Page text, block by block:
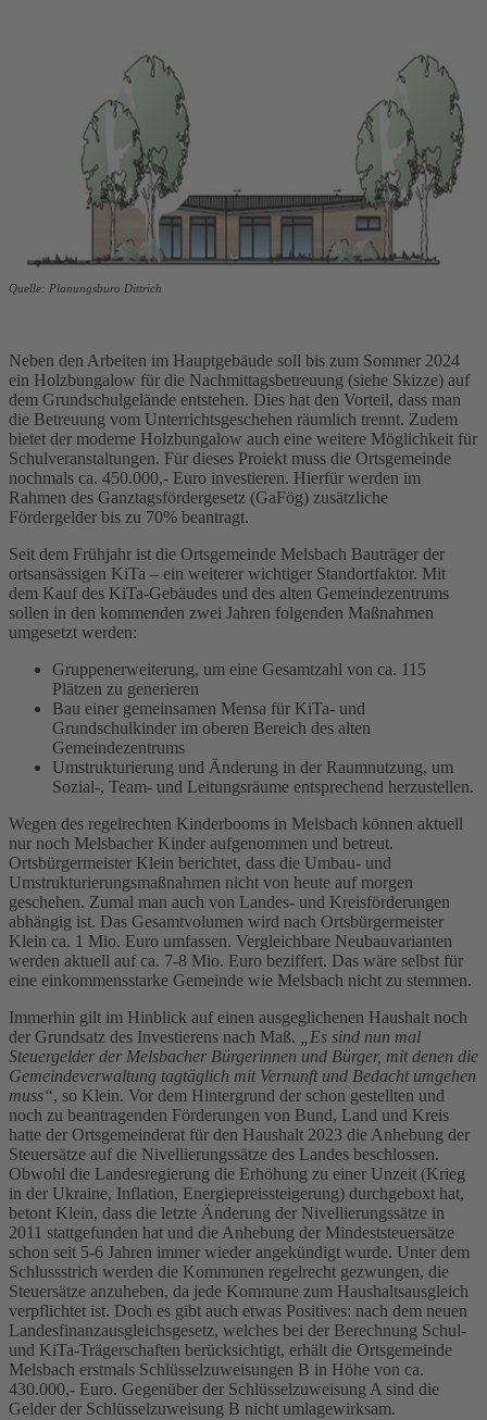
Quelle: Planungsbüro Dittrich
Neben den Arbeiten im Hauptgebäude soll bis zum Sommer 2024
ein Holzbungalow für die Nachmittagsbetreuung (siehe Skizze) auf
dem Grundschulgelände entstehen. Dies hat den Vorteil, dass man
die Betreuung vom Unterrichtsgeschehen räumlich trennt. Zudem
bietet der moderne Holzbungalow auch eine weitere Möglichkeit für
Schulveranstaltungen. Für dieses Proiekt muss die Ortsgemeinde
nochmals ca. 450.000,- Euro investieren. Hierfür werden im
Rahmen des Ganztagsfördergesetz (GaFög) zusätzliche
Fördergelder bis zu 70% beantragt.
Seit dem Frühjahr ist die Ortsgemeinde Melsbach Bauträger der
ortsansässigen KiTa – ein weiterer wichtiger Standortfaktor. Mit
dem Kauf des KiTa-Gebäudes und des alten Gemeindezentrums
sollen in den kommenden zwei Jahren folgenden Maßnahmen
umgesetzt werden:
Gruppenerweiterung, um eine Gesamtzahl von ca. 115
Plätzen zu generieren
Bau einer gemeinsamen Mensa für KiTa- und
Grundschulkinder im oberen Bereich des alten
Gemeindezentrums
Umstrukturierung und Änderung in der Raumnutzung, um
Sozial-, Team- und Leitungsräume entsprechend herzustellen.
Wegen des regelrechten Kinderbooms in Melsbach können aktuell
nur noch Melsbacher Kinder aufgenommen und betreut.
Ortsbürgermeister Klein berichtet, dass die Umbau- und
Umstrukturierungsmaßnahmen nicht von heute auf morgen
geschehen. Zumal man auch von Landes- und Kreisförderungen
abhängig ist. Das Gesamtvolumen wird nach Ortsbürgermeister
Klein ca. 1 Mio. Euro umfassen. Vergleichbare Neubauvarianten
werden aktuell auf ca. 7-8 Mio. Euro beziffert. Das wäre selbst für
eine einkommensstarke Gemeinde wie Melsbach nicht zu stemmen.
Immerhin gilt im Hinblick auf einen ausgeglichenen Haushalt noch
der Grundsatz des Investierens nach Maß.
„Es sind nun mal
Steuergelder der Melsbacher Bürgerinnen und Bürger, mit denen die
Gemeindeverwaltung tagtäglich mit Vernunft und Bedacht umgehen
muss“, so Klein. Vor dem Hintergrund der schon gestellten und
noch zu beantragenden Förderungen von Bund, Land und Kreis
hatte der Ortsgemeinderat für den Haushalt 2023 die Anhebung der
Steuersätze auf die Nivellierungssätze des Landes beschlossen.
Obwohl die Landesregierung die Erhöhung zu einer Unzeit (Krieg
in der Ukraine, Inflation, Energiepreissteigerung) durchgeboxt hat,
betont Klein, dass die letzte Änderung der Nivellierungssätze in
2011 stattgefunden hat und die Anhebung der Mindeststeuersätze
schon seit 5-6 Jahren immer wieder angekündigt wurde. Unter dem
Schlussstrich werden die Kommunen regelrecht gezwungen, die
Steuersätze anzuheben, da jede Kommune zum Haushaltsausgleich
verpflichtet ist. Doch es gibt auch etwas Positives: nach dem neuen
Landesfinanzausgleichsgesetz, welches bei der Berechnung Schul-
und KiTa-Trägerschaften berücksichtigt, erhält die Ortsgemeinde
Melsbach erstmals Schlüsselzuweisungen B in Höhe von ca.
430.000,- Euro. Gegenüber der Schlüsselzuweisung A sind die
Gelder der Schlüsselzuweisung B nicht umlagewirksam.